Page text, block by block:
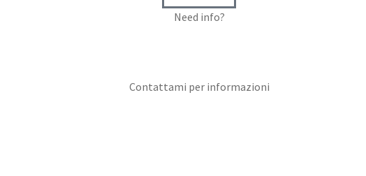
Need info?
Contattami per informazioni